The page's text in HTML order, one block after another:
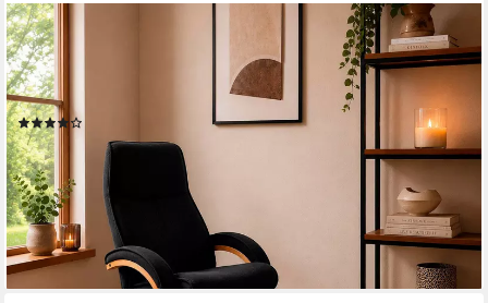
OTTO HOME
Relaxsessel mit Hocker PARIS Microfaser - OTTO. Verlässliche
Qualität. (Set, 2-St., bestehend aus Sessel und Hocker),
Relaxfunktion, Dreh- und Kippfunktion, Unser Dauertiefpreis
199,99 € UVP499,99 €
-60%
lieferbar - in 2-3 Werktagen bei dir